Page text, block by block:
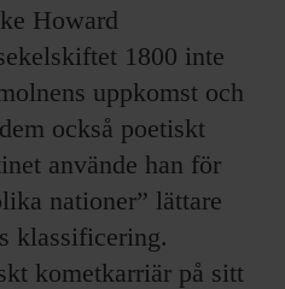
Howard
1800 inte
uppkomst och
också poetiskt
använde han för
nationer” lättare
klassificering.
kometkarriär på sitt